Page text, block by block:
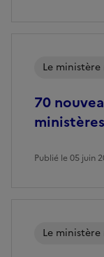
70
Le
Publié le 05 juin
Le